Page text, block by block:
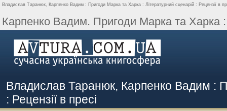
Владислав Таранюк, Карпенко Вадим : Пригоди Марка та Харка : Літературний сценарій : Рецензії в
Карпенко Вадим. Пригоди Марка та Харка :
Владислав Таранюк, Карпенко Вадим :
: Рецензії в пресі